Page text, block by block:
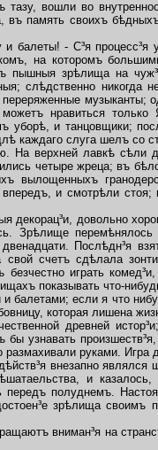
вошли во
память своихъ
балеты! - С³я процесс³я
на которомъ
пышныя зрѣлища на
слѣдственно никогда
музыканты;
нравиться
уборѣ, и танцовщики;
каждаго слуга шелъ со
верхней лавкѣ сѣли
четыре жреца; въ
вылощенныхъ
и смотрѣли стоя;
декорац³и, довольно
Зрѣлище
Послѣдн³я
счетъ сдѣлала
безчестно играть
показывать что-
балетами; если я что
которая лишена
древней
узнавать произшеств³я,
руками. Игра
внезапно
и казалось,
передъ полуднемъ.
зрѣлища своимъ
вниман³я на